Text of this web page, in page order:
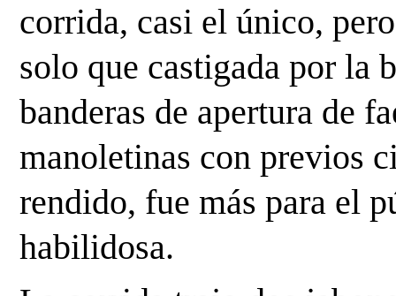
corrida, casi el único,
solo que castigada por la
banderas de apertura de
manoletinas con previos
rendido, fue más para el
habilidosa.